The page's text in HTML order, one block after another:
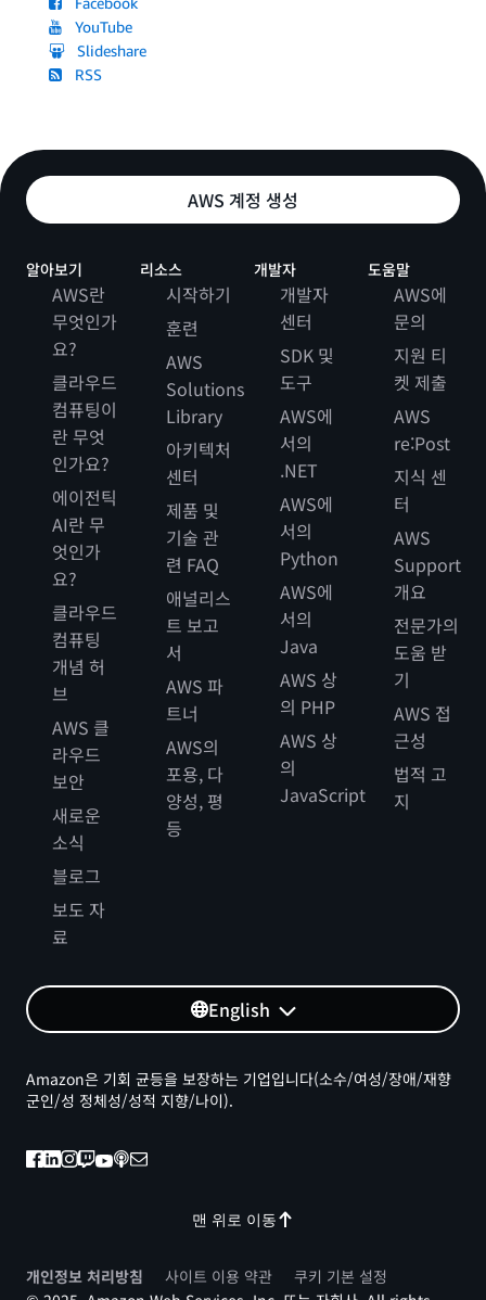
YouTube
Slideshare
RSS
AWS 계정 생성
알아보기
AWS란
무엇인가
요?
클라우드
컴퓨팅이
란 무엇
인가요?
에이전틱
AI란 무
엇인가
요?
클라우드
컴퓨팅
개념 허
브
AWS 클
라우드
보안
새로운
소식
블로그
보도 자
료
리소스
시작하기
훈련
AWS
Solutions
Library
아키텍처
센터
제품 및
기술 관
련 FAQ
애널리스
트 보고
서
AWS 파
트너
AWS의
포용, 다
양성, 평
등
개발자
개발자
센터
SDK 및
도구
AWS에
서의
.NET
AWS에
서의
Python
AWS에
서의
Java
AWS 상
의 PHP
AWS 상
의
JavaScript
도움말
AWS에
문의
지원 티
켓 제출
AWS
re:Post
지식 센
터
AWS
Support
개요
전문가의
도움 받
기
AWS 접
근성
법적 고
지
English
맨 위로 이동
Amazon은 기회 균등을 보장하는 기업입니다(소수/여성/장애/재향
군인/성 정체성/성적 지향/나이).
개인정보 처리방침 사이트 이용 약관
쿠키 기본 설정